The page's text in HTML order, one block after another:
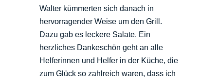
Walter kümmerten sich danach in
hervorragender Weise um den Grill.
Dazu gab es leckere Salate. Ein
herzliches Dankeschön geht an alle
Helferinnen und Helfer in der Küche, die
zum Glück so zahlreich waren, dass ich